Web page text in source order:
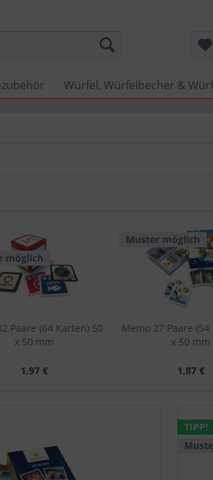
Würfel, Würfelbecher &
möglich
Paare (64 Karten) 50
x 50 mm
1,97 €
Muster möglich
Memo 27 Paare
x 50 mm
1,87 €
TIPP!